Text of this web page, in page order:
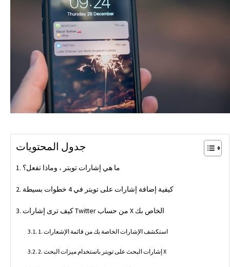
جدول المحتويات
ما هي إشارات تويتر ، وماذا تفعل؟
كيفية إضافة إشارات على تويتر في 4 خطوات بسيطة
كيف ترى إشارات Twitter من حساب X الخاص بك
1. استكشف الإشارات الخاصة بك من قائمة الإشعارات
2. إشارات البحث على تويتر باستخدام ميزات البحث X